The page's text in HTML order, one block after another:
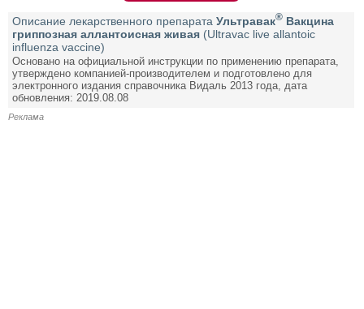
Описание лекарственного препарата Ультравак® Вакцина
гриппозная аллантоисная живая (Ultravac live allantoic
influenza vaccine)
Основано на официальной инструкции по применению препарата,
утверждено компанией-производителем и подготовлено для
электронного издания справочника Видаль 2013 года, дата
обновления: 2019.08.08
Реклама